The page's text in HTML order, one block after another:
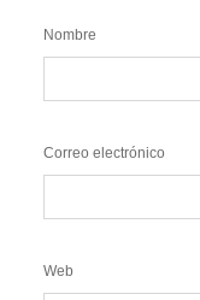
Nombre
Correo electrónico
Web